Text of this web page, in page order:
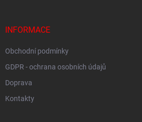
INFORMACE
Obchodní podmínky
GDPR - ochrana osobních údajů
Doprava
Kontakty